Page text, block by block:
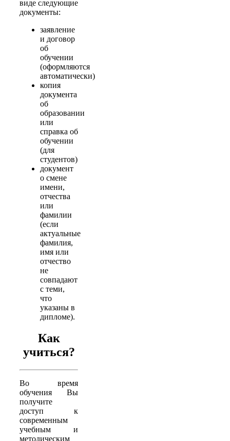
виде следующие
документы:
заявление
и договор
об
обучении
(оформляются
автоматически)
копия
документа
об
образовании
или
справка об
обучении
(для
студентов)
документ
о смене
имени,
отчества
или
фамилии
(если
актуальные
фамилия,
имя или
отчество
не
совпадают
с теми,
что
указаны в
дипломе).
Как
учиться?
Во время
обучения Вы
получите
доступ к
современным
учебным и
методическим